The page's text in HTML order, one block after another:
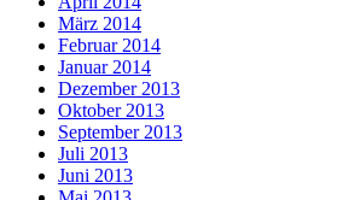
März 2014
Februar 2014
Januar 2014
Dezember 2013
Oktober 2013
September 2013
Juli 2013
Juni 2013